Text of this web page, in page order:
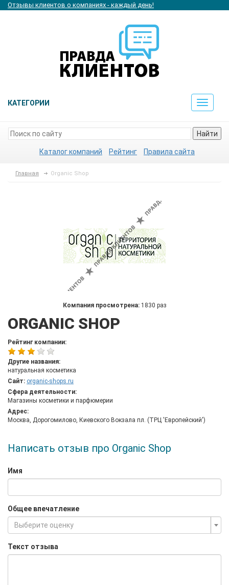
Отзывы клиентов о компаниях - каждый день!
КАТЕГОРИИ
Toggle
Найти
Каталог компаний Рейтинг Правила сайта
Главная Organic Shop
Компания просмотрена: 1830 раз
ORGANIC SHOP
Рейтинг компании:
Другие названия:
натуральная косметика
Сайт: organic-shops.ru
Сфера деятельности:
Магазины косметики и парфюмерии
Адрес:
Москва, Дорогомилово, Киевского Вокзала пл. (ТРЦ 'Европейский')
Написать отзыв про Organic Shop
Имя
Общее впечатление
Выберите оценку
Текст отзыва